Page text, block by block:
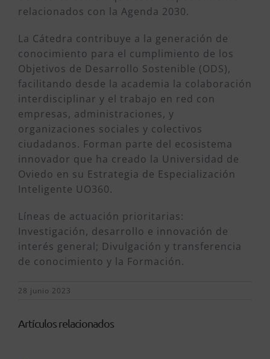
relacionados con la Agenda 2030.
La Cátedra contribuye a la generación de
conocimiento para el cumplimiento de los
Objetivos de Desarrollo Sostenible (ODS),
facilitando desde la academia la colaboración
interdisciplinar y el trabajo en red con
empresas, administraciones, y
organizaciones sociales y colectivos
ciudadanos. Forman parte del ecosistema
innovador que ha creado la Universidad de
Oviedo en su Estrategia de Especialización
Inteligente UO360.
Líneas de actuación prioritarias:
Investigación, desarrollo e innovación de
interés general; Divulgación y transferencia
de conocimiento y la Formación.
28 junio 2023
Artículos relacionados